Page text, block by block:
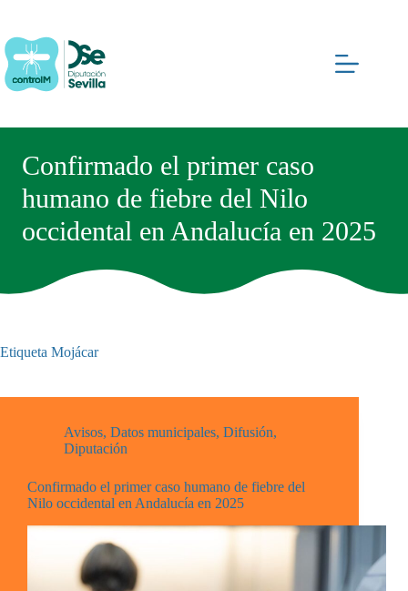
contenido
Confirmado el primer caso
humano de fiebre del Nilo
occidental en Andalucía en 2025
Etiqueta Mojácar
Avisos, Datos municipales, Difusión,
Diputación
Confirmado el primer caso humano de fiebre del
Nilo occidental en Andalucía en 2025